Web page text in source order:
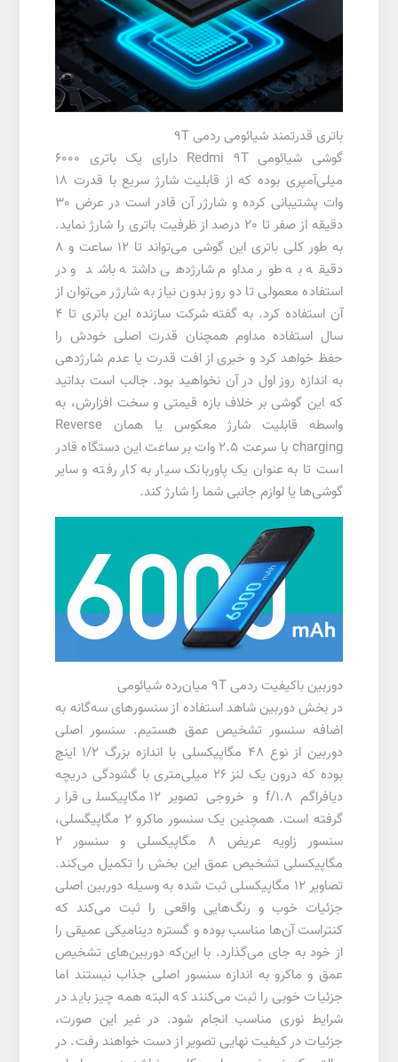
باتری قدرتمند شیائومی ردمی 9T
گوشی شیائومی Redmi 9T دارای یک باتری 6000
میلی‌آمپری بوده که از قابلیت شارژ سریع با قدرت 18
وات پشتیبانی کرده و شارژر آن قادر است در عرض 30
دقیقه از صفر تا 20 درصد از ظرفیت باتری را شارژ نماید.
به طور کلی باتری این گوشی می‌تواند تا 12 ساعت و 8
دقیقه به طور مداوم شارژدهی داشته باشد و در
استفاده معمولی تا دو روز بدون نیاز به شارژر می‌توان از
آن استفاده کرد. به گفته شرکت سازنده این باتری تا 4
سال استفاده مداوم همچنان قدرت اصلی خودش را
حفظ خواهد کرد و خبری از افت قدرت یا عدم شارژدهی
به اندازه روز اول در آن نخواهید بود. جالب است بدانید
که این گوشی بر خلاف بازه قیمتی و سخت افزارش، به
واسطه قابلیت شارژ معکوس یا همان Reverse
charging با سرعت 2.5 وات بر ساعت این دستگاه قادر
است تا به عنوان یک پاوربانک سیار به کار رفته و سایر
گوشی‌ها یا لوازم جانبی شما را شارژ کند.
دوربین باکیفیت ردمی 9T میان‌رده شیائومی
در بخش دوربین شاهد استفاده از سنسورهای سه‌گانه به
اضافه سنسور تشخیص عمق هستیم. سنسور اصلی
دوربین از نوع 48 مگاپیکسلی با اندازه بزرگ 1/2 اینچ
بوده که درون یک لنز 26 میلی‌متری با گشودگی دریچه
دیافراگم f/1.8 و خروجی تصویر 12 مگاپیکسلی قرار
گرفته است. همچنین یک سنسور ماکرو 2 مگاپیگسلی،
سنسور زاویه عریض 8 مگاپیکسلی و سنسور 2
مگاپیکسلی تشخیص عمق این بخش را تکمیل می‌کند.
تصاویر 12 مگاپیکسلی ثبت شده به وسیله دوربین اصلی
جزئیات خوب و رنگ‌هایی واقعی را ثبت می‌کند که
کنتراست آن‌ها مناسب بوده و گستره دینامیکی عمیقی را
از خود به جای می‌گذارد. با این‌که دوربین‌های تشخیص
عمق و ماکرو به اندازه سنسور اصلی جذاب نیستند اما
جزئیات خوبی را ثبت می‌کنند که البته همه چیز باید در
شرایط نوری مناسب انجام شود. در غیر این صورت،
جزئیات در کیفیت نهایی تصویر از دست خواهند رفت. در